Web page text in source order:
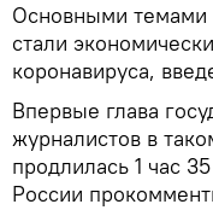
Основными
стали
коронавируса,
Впервые глава
журналистов в
продлилась 1 час
России